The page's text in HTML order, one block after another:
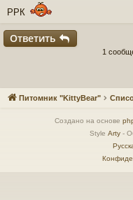
РРК
Ответить
1
Питомник "KittyBear"
Создано на основе
Style Arty -